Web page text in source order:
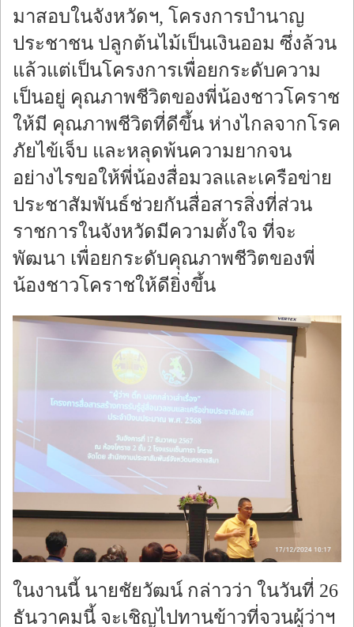
มาสอบในจังหวัดฯ, โครงการบำนาญ
ประชาชน ปลูกต้นไม้เป็นเงินออม ซึ่งล้วน
แล้วแต่เป็นโครงการเพื่อยกระดับความ
เป็นอยู่ คุณภาพชีวิตของพี่น้องชาวโคราช
ให้มี คุณภาพชีวิตที่ดีขึ้น ห่างไกลจากโรค
ภัยไข้เจ็บ และหลุดพ้นความยากจน
อย่างไรขอให้พี่น้องสื่อมวลและเครือข่าย
ประชาสัมพันธ์ช่วยกันสื่อสารสิ่งที่ส่วน
ราชการในจังหวัดมีความตั้งใจ ที่จะ
พัฒนา เพื่อยกระดับคุณภาพชีวิตของพี่
น้องชาวโคราชให้ดียิ่งขึ้น
ในงานนี้ นายชัยวัฒน์ กล่าวว่า ในวันที่ 26
ธันวาคมนี้ จะเชิญไปทานข้าวที่จวนผู้ว่าฯ